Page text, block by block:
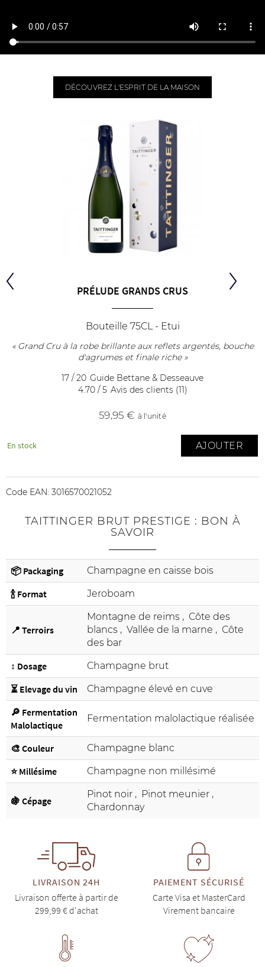
DÉCOUVREZ L'ESPRIT DE LA MAISON
PRÉLUDE GRANDS CRUS
Bouteille 75CL - Etui
« Grand Cru à la robe brillante aux reflets argentés, bouche
d'agrumes et finale riche »
17 / 20 Guide Bettane & Desseauve
4.70 / 5 Avis des clients (11)
59,95 € à l'unité
En stock AJOUTER
Code EAN: 3016570021052
TAITTINGER BRUT PRESTIGE : BON À
SAVOIR
📦 Packaging Champagne en caisse bois
🍾 Format Jeroboam
📍 Terroirs
Montagne de reims , Côte des
blancs , Vallée de la marne , Côte
des bar
↕️ Dosage Champagne brut
⏳ Elevage du vin Champagne élevé en cuve
🔎 Fermentation
Malolactique
Fermentation malolactique réalisée
🎨 Couleur Champagne blanc
⭐ Millésime Champagne non millésimé
🍇 Cépage
Pinot noir , Pinot meunier ,
Chardonnay
LIVRAISON 24H
Livraison offerte à partir de
299,99 € d'achat
PAIEMENT SÉCURISÉ
Carte Visa et MasterCard
Virement bancaire